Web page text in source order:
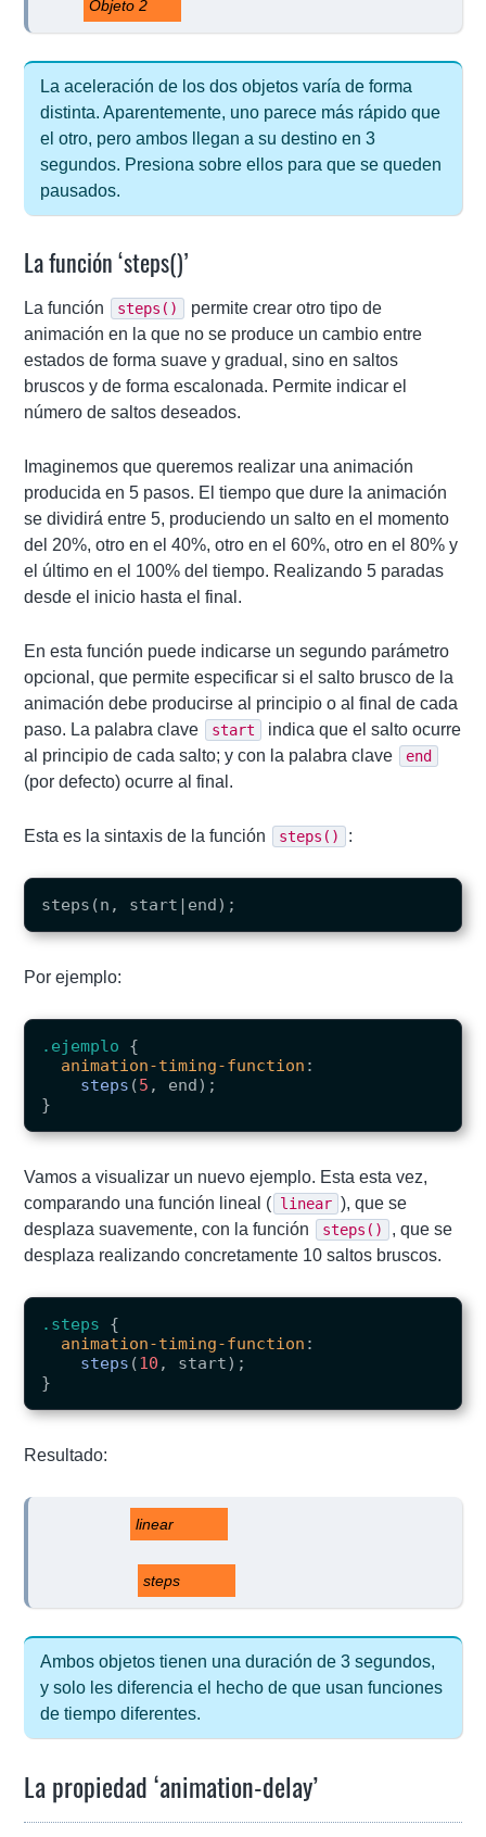
La aceleración de los dos objetos varía de forma
distinta. Aparentemente, uno parece más rápido que
el otro, pero ambos llegan a su destino en 3
segundos. Presiona sobre ellos para que se queden
pausados.
La función ‘steps()’
La función steps()
permite crear otro tipo de
animación en la que no se produce un cambio entre
estados de forma suave y gradual, sino en saltos
bruscos y de forma escalonada. Permite indicar el
número de saltos deseados.
Imaginemos que queremos realizar una animación
producida en 5 pasos. El tiempo que dure la animación
se dividirá entre 5, produciendo un salto en el momento
del 20%, otro en el 40%, otro en el 60%, otro en el 80% y
el último en el 100% del tiempo. Realizando 5 paradas
desde el inicio hasta el final.
En esta función puede indicarse un segundo parámetro
opcional, que permite especificar si el salto brusco de la
animación debe producirse al principio o al final de cada
paso. La palabra clave
start
indica que el salto ocurre
al principio de cada salto; y con la palabra clave
end
(por defecto) ocurre al final.
Esta es la sintaxis de la función steps() :
Por ejemplo:
.ejemplo
{
animation-timing-function :
steps (5 , end);
}
Vamos a visualizar un nuevo ejemplo. Esta esta vez,
comparando una función lineal ( linear ), que se
desplaza suavemente, con la función
steps()
, que se
desplaza realizando concretamente 10 saltos bruscos.
.steps
{
animation-timing-function :
steps (10 , start);
}
Resultado:
Ambos objetos tienen una duración de 3 segundos,
y solo les diferencia el hecho de que usan funciones
de tiempo diferentes.
La propiedad ‘animation-delay’